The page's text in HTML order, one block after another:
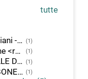
tutte
Novelle e racconti italiani - Sec. 20. - Antologie
(1)
Francesco : di Borbone <re delle Due Sicilie ; 2.> (1)
FRANCESCO <RE DELLE DUE SICILIE ; 2.> (1)
FRANCESCO DI BORBONE <RE DELLE DUE SICILIE ; 2.> (1)